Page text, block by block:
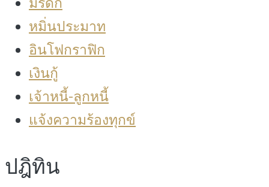
หมิ่นประมาท
อินโฟกราฟิก
เงินกู้
เจ้าหนี้-ลูกหนี้
แจ้งความร้องทุกข์
ปฎิทิน